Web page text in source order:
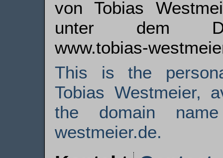
von Tobias
unter dem
www.tobias-
This is the
Tobias Westmeier,
the domain name
westmeier.de.